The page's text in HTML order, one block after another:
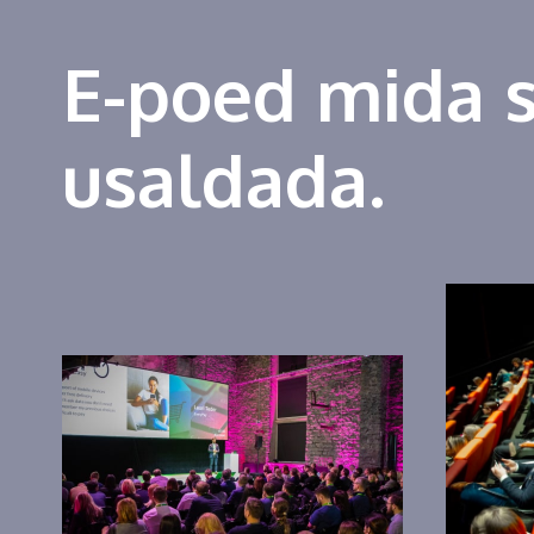
E-poed mida
usaldada.